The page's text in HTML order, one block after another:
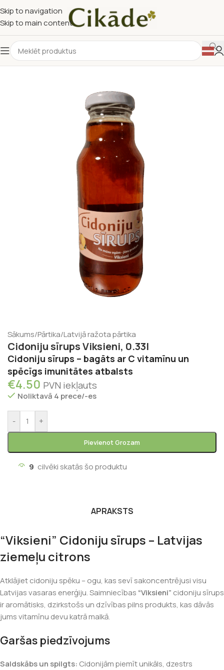
Skip to navigation
Skip to main content
Sākums/Pārtika/Latvijā ražota pārtika
Cidoniju sīrups Viksieni, 0.33l
Cidoniju sīrups – bagāts ar C vitamīnu un
spēcīgs imunitātes atbalsts
€4.50 PVN iekļauts
Noliktavā 4 prece/-es
- +
Pievienot Grozam
9 cilvēki skatās šo produktu
APRAKSTS
“Viksieni” Cidoniju sīrups – Latvijas
ziemeļu citrons
Atklājiet cidoniju spēku – ogu, kas sevī sakoncentrējusi visu
Latvijas vasaras enerģiju. Saimniecības “Viksieni” cidoniju sīrups
ir aromātisks, dzirkstošs un dzīvības pilns produkts, kas dāvās
jums vitamīnu devu katrā malkā.
Garšas piedzīvojums
Saldskābs un spilgts: Cidonijām piemīt unikāls, dzestrs